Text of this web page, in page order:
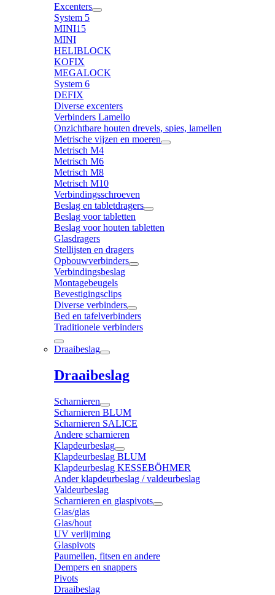
Excenters
System 5
MINI15
MINI
HELIBLOCK
KOFIX
MEGALOCK
System 6
DEFIX
Diverse excenters
Verbinders Lamello
Onzichtbare houten drevels, spies, lamellen
Metrische vijzen en moeren
Metrisch M4
Metrisch M6
Metrisch M8
Metrisch M10
Verbindingsschroeven
Beslag en tabletdragers
Beslag voor tabletten
Beslag voor houten tabletten
Glasdragers
Stellijsten en dragers
Opbouwverbinders
Verbindingsbeslag
Montagebeugels
Bevestigingsclips
Diverse verbinders
Bed en tafelverbinders
Traditionele verbinders
Draaibeslag
Draaibeslag
Scharnieren
Scharnieren BLUM
Scharnieren SALICE
Andere scharnieren
Klapdeurbeslag
Klapdeurbeslag BLUM
Klapdeurbeslag KESSEBÖHMER
Ander klapdeurbeslag / valdeurbeslag
Valdeurbeslag
Scharnieren en glaspivots
Glas/glas
Glas/hout
UV verlijming
Glaspivots
Paumellen, fitsen en andere
Dempers en snappers
Pivots
Draaibeslag